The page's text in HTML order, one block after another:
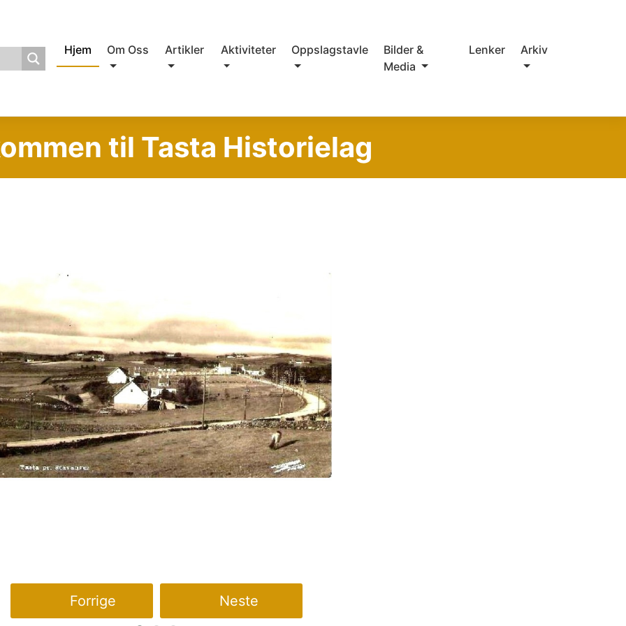
Hjem Om Oss Artikler Aktiviteter Oppslagstavle
Bilder &
Media
Lenker Arkiv
til Tasta Historielag
Forrige Neste